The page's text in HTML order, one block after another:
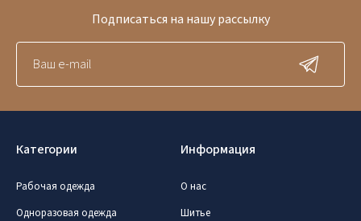
Категории
Рабочая одежда
Одноразовая одежда
Информация
О нас
Шитье
Подписаться на нашу рассылку